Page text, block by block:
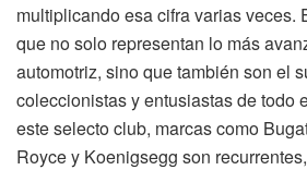
multiplicando esa cifra varias veces.
que no solo representan lo más
automotriz, sino que también son el
coleccionistas y entusiastas de todo
este selecto club, marcas como
Royce y Koenigsegg son